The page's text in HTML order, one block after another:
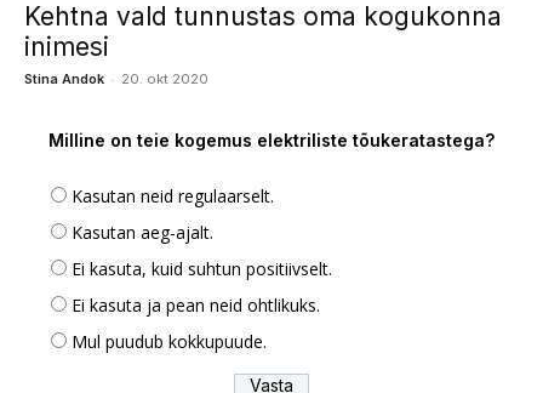
Kehtna vald tunnustas oma kogukonna
inimesi
Stina Andok - 20. okt 2020
Milline on teie kogemus elektriliste tõukeratastega?
Kasutan neid regulaarselt.
Kasutan aeg-ajalt.
Ei kasuta, kuid suhtun positiivselt.
Ei kasuta ja pean neid ohtlikuks.
Mul puudub kokkupuude.